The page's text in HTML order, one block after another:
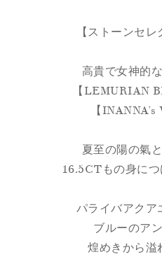
【ストーンセレ
高貴で女神的
【LEMURIAN
【
夏至の陽の氣
16.5CTもの身に
パライバアクア
ブルーのア
煌めきから溢